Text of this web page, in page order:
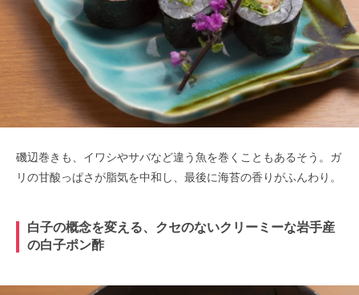
磯辺巻きも、イワシやサバなど違う魚を巻くこともあるそう。ガ
リの甘酸っぱさが脂気を中和し、最後に海苔の香りがふんわり。
白子の概念を変える、クセのないクリーミーな岩手産
の白子ポン酢